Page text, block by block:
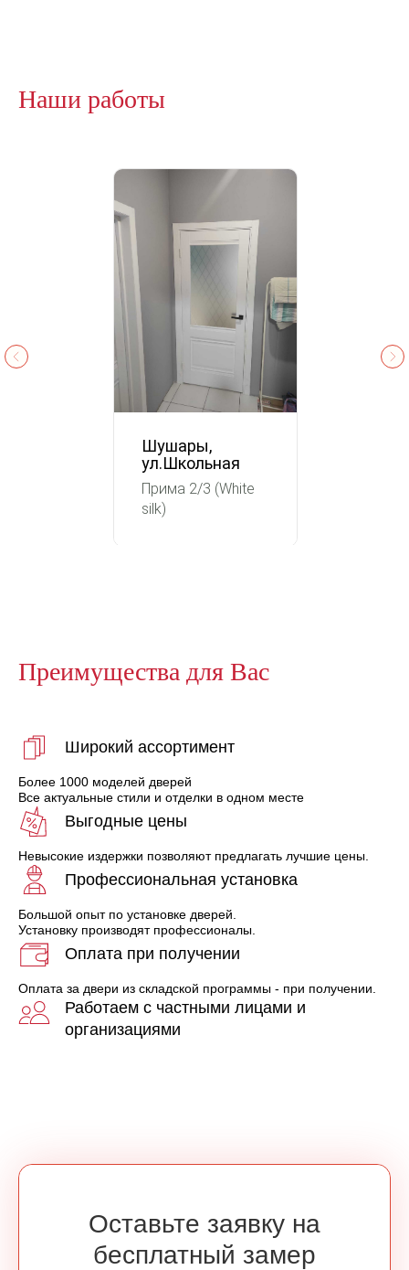
Наши работы
Шушары,
ул.Школьная
Прима 2/3 (White
silk)
Преимущества для Вас
Широкий ассортимент
Более 1000 моделей дверей
Все актуальные стили и отделки в одном месте
Выгодные цены
Невысокие издержки позволяют предлагать лучшие цены.
Профессиональная установка
Большой опыт по установке дверей.
Установку производят профессионалы.
Оплата при получении
Оплата за двери из складской программы - при получении.
Работаем с частными лицами и
организациями
Оставьте заявку на
бесплатный замер